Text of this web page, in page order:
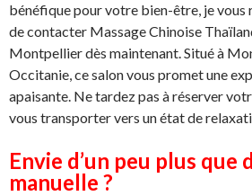
bénéfique pour votre bien-être, je vous
de contacter Massage Chinoise
Montpellier dès maintenant. Situé à
Occitanie, ce salon vous promet une
apaisante. Ne tardez pas à réserver
vous transporter vers un état de
Envie d’un peu plus que
manuelle ?